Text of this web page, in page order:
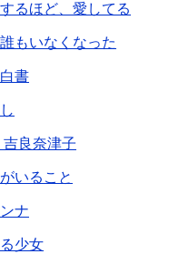
るほど、愛してる
もいなくなった
書
良奈津子
いること
ナ
少女